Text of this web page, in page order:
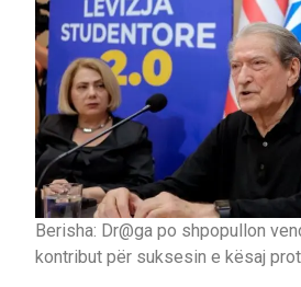
Berisha: Dr@ga po shpopullon
kontribut për suksesin e kësaj